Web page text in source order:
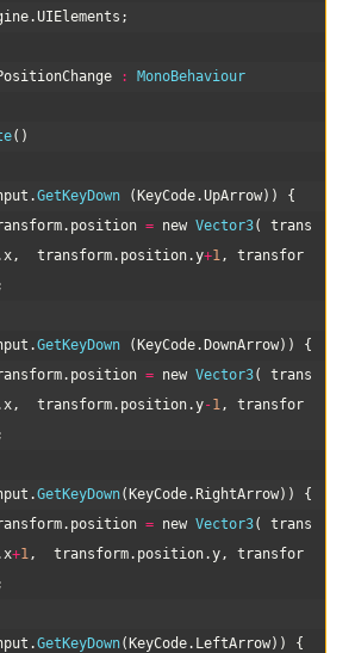
.UIElements ;
:
MonoBehaviour
( )
.GetKeyDown ( KeyCode.UpArrow) )
{
. position = new Vector3(
trans
x, transform. position.y+1,
transfor
.GetKeyDown ( KeyCode. DownArrow) )
{
. position = new Vector3(
trans
x, transform. position.y-1,
transfor
.GetKeyDown( KeyCode. RightArrow) )
{
. position = new Vector3(
trans
x+1, transform. position.y,
transfor
.GetKeyDown( KeyCode. LeftArrow) )
{